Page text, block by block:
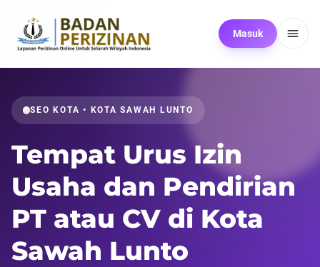
Masuk
SEO KOTA • KOTA SAWAH LUNTO
Tempat Urus Izin
Usaha dan Pendirian
PT atau CV di Kota
Sawah Lunto